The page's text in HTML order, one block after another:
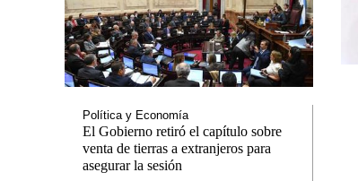
Política y Economía
El Gobierno retiró el capítulo sobre
venta de tierras a extranjeros para
asegurar la sesión